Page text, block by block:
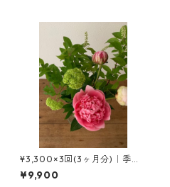
¥3,300×3回(3ヶ月分)｜季節
の花の定期便［S ］
¥9,900